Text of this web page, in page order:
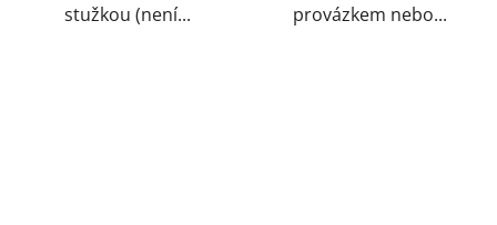
stužkou (není...
provázkem nebo...